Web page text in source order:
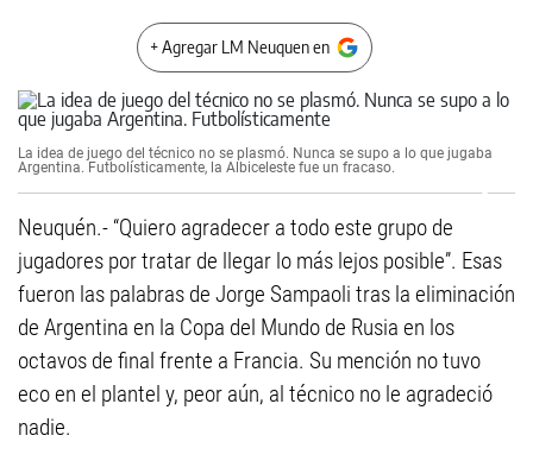
+ Agregar LM Neuquen en
La idea de juego del técnico no se plasmó. Nunca se supo a lo que jugaba
Argentina. Futbolísticamente, la Albiceleste fue un fracaso.
Neuquén.- “Quiero agradecer a todo este grupo de
jugadores por tratar de llegar lo más lejos posible”. Esas
fueron las palabras de Jorge Sampaoli tras la eliminación
de Argentina en la Copa del Mundo de Rusia en los
octavos de final frente a Francia. Su mención no tuvo
eco en el plantel y, peor aún, al técnico no le agradeció
nadie.